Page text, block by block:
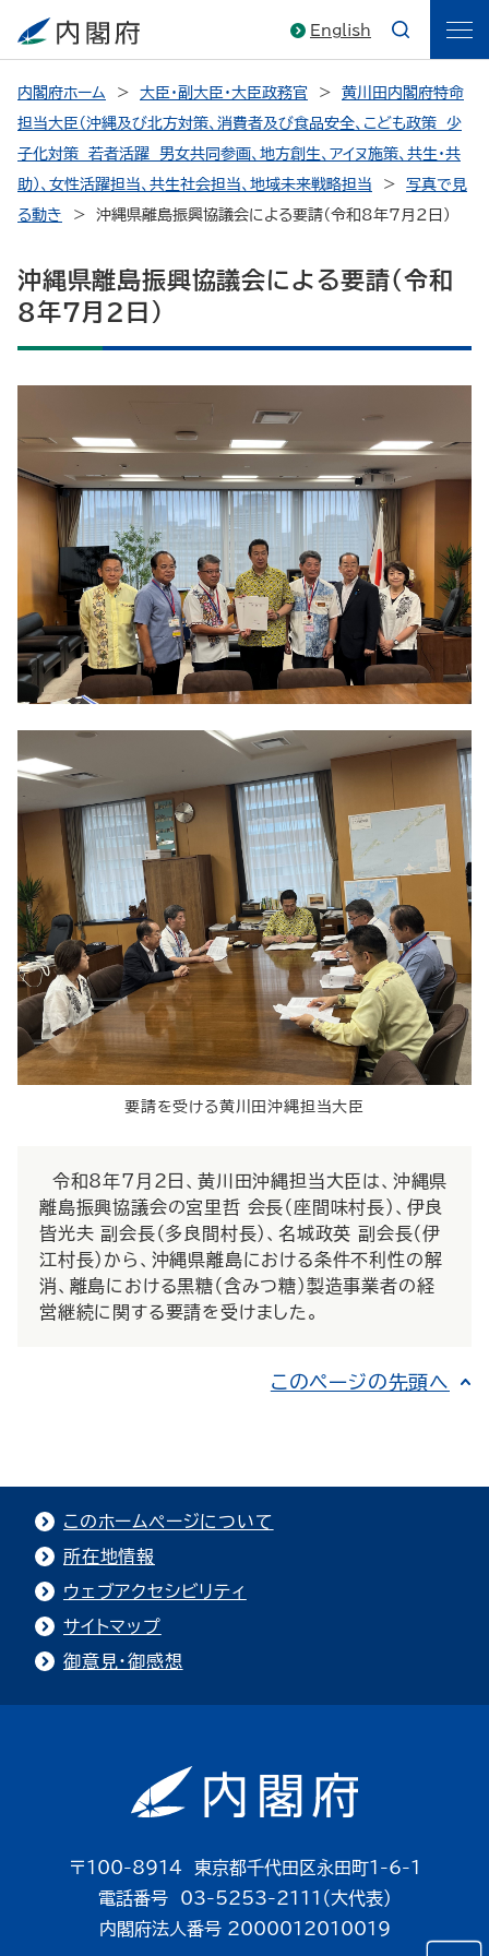
English
内閣府ホーム 大臣・副大臣・大臣政務官
黄川田内閣府特命
担当大臣（沖縄及び北方対策、消費者及び食品安全、こども政策 少
子化対策 若者活躍 男女共同参画、地方創生、アイヌ施策、共生・共
助）、女性活躍担当、共生社会担当、地域未来戦略担当
写真で見
る動き
沖縄県離島振興協議会による要請（令和8年7月2日）
沖縄県離島振興協議会による要請（令和
8年7月2日）
要請を受ける黄川田沖縄担当大臣
令和8年7月2日、黄川田沖縄担当大臣は、沖縄県
離島振興協議会の宮里哲 会長（座間味村長）、伊良
皆光夫 副会長（多良間村長）、名城政英 副会長（伊
江村長）から、沖縄県離島における条件不利性の解
消、離島における黒糖（含みつ糖）製造事業者の経
営継続に関する要請を受けました。
このページの先頭へ
このホームページについて
所在地情報
ウェブアクセシビリティ
サイトマップ
御意見・御感想
〒100-8914 東京都千代田区永田町1-6-1
電話番号 03-5253-2111（大代表）
内閣府法人番号 2000012010019